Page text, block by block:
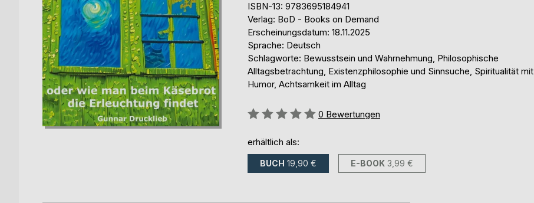
ISBN-13: 9783695184941
Verlag: BoD - Books on Demand
Erscheinungsdatum: 18.11.2025
Sprache: Deutsch
Schlagworte: Bewusstsein und Wahrnehmung, Philosophische
Alltagsbetrachtung, Existenzphilosophie und Sinnsuche, Spiritualität mit
Humor, Achtsamkeit im Alltag
Bewertung::
0 Bewertungen
erhältlich als:
BUCH 19,90 € E-BOOK 3,99 €